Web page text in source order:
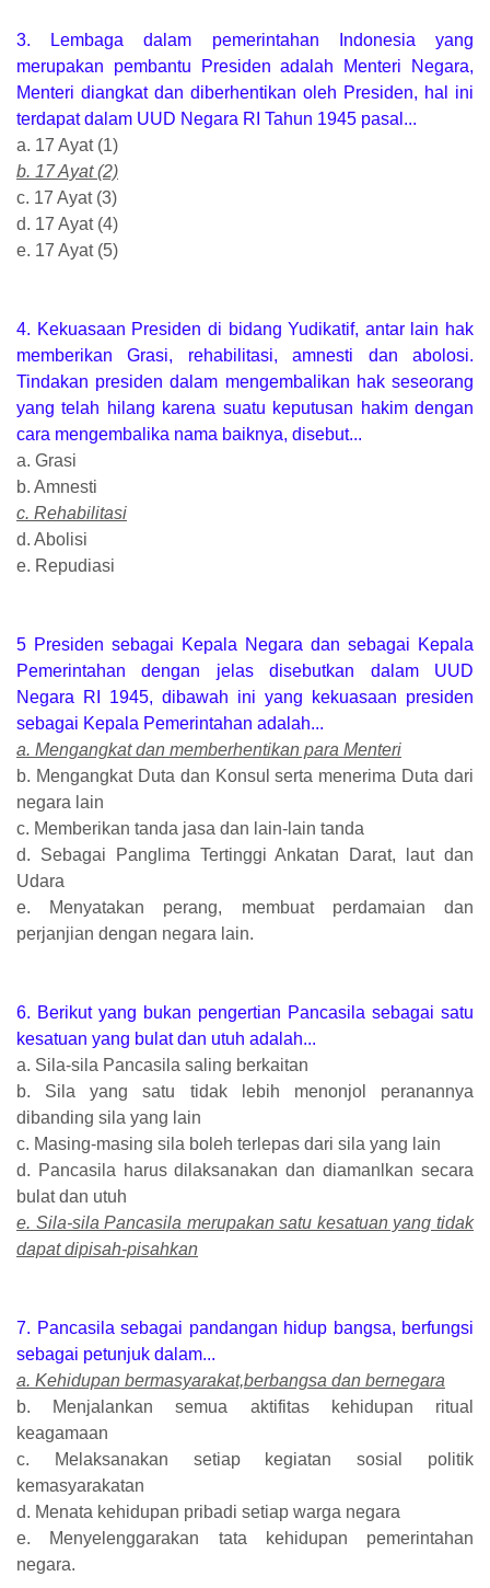
3. Lembaga dalam pemerintahan Indonesia yang
merupakan pembantu Presiden adalah Menteri Negara,
Menteri diangkat dan diberhentikan oleh Presiden, hal ini
terdapat dalam UUD Negara RI Tahun 1945 pasal...
a. 17 Ayat (1)
b. 17 Ayat (2)
c. 17 Ayat (3)
d. 17 Ayat (4)
e. 17 Ayat (5)
4. Kekuasaan Presiden di bidang Yudikatif, antar lain hak
memberikan Grasi, rehabilitasi, amnesti dan abolosi.
Tindakan presiden dalam mengembalikan hak seseorang
yang telah hilang karena suatu keputusan hakim dengan
cara mengembalika nama baiknya, disebut...
a. Grasi
b. Amnesti
c. Rehabilitasi
d. Abolisi
e. Repudiasi
5 Presiden sebagai Kepala Negara dan sebagai Kepala
Pemerintahan dengan jelas disebutkan dalam UUD
Negara RI 1945, dibawah ini yang kekuasaan presiden
sebagai Kepala Pemerintahan adalah...
a. Mengangkat dan memberhentikan para Menteri
b. Mengangkat Duta dan Konsul serta menerima Duta dari
negara lain
c. Memberikan tanda jasa dan lain-lain tanda
d. Sebagai Panglima Tertinggi Ankatan Darat, laut dan
Udara
e. Menyatakan perang, membuat perdamaian dan
perjanjian dengan negara lain.
6. Berikut yang bukan pengertian Pancasila sebagai satu
kesatuan yang bulat dan utuh adalah...
a. Sila-sila Pancasila saling berkaitan
b. Sila yang satu tidak lebih menonjol peranannya
dibanding sila yang lain
c. Masing-masing sila boleh terlepas dari sila yang lain
d. Pancasila harus dilaksanakan dan diamanlkan secara
bulat dan utuh
e. Sila-sila Pancasila merupakan satu kesatuan yang tidak
dapat dipisah-pisahkan
7. Pancasila sebagai pandangan hidup bangsa, berfungsi
sebagai petunjuk dalam...
a. Kehidupan bermasyarakat,berbangsa dan bernegara
b. Menjalankan semua aktifitas kehidupan ritual
keagamaan
c. Melaksanakan setiap kegiatan sosial politik
kemasyarakatan
d. Menata kehidupan pribadi setiap warga negara
e. Menyelenggarakan tata kehidupan pemerintahan
negara.